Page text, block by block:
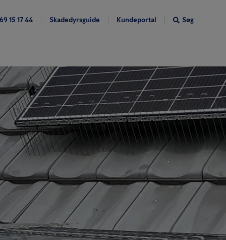
69 15 17 44 Skadedyrsguide Kundeportal Søg